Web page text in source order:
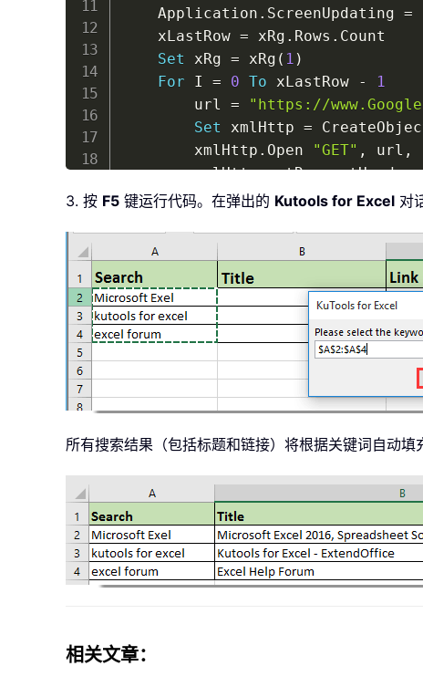
    Application
. ScreenUpdating =
    xLastRow
= xRg . Rows . Count
Set xRg = xRg ( 1 )
For I = 0 To xLastRow -
1
        url
= "https://
Set xmlHttp =
        xmlHttp
. Open "GET" , url ,
        xmlHttp
.setRequestHeader
        xmlHttp
.setRequestHeader
Set
CreateObject
        xHtml
.body.innerHTML =
Set xHtmlLink = xHtml.
        xRtnStr
= Replace(
        xRtnStr
Replace(xRtnStr
1).Value =
        xRg
.Offset(I,
Next
End
Sub
3. 按 F5 键运行代码。在弹出的 Kutools for Excel 对
所有搜索结果（包括标题和链接）将根据关键词自动填
相关文章：